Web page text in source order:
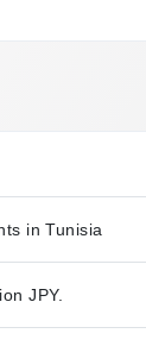
in Tunisia
JPY.